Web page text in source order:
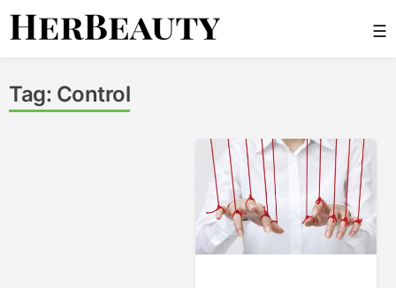
Skip
☰
Tag: Control